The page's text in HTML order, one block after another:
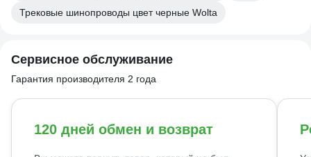
Трековые шинопроводы цвет черные Wolta
Сервисное обслуживание
Гарантия производителя 2 года
120 дней обмен и возврат